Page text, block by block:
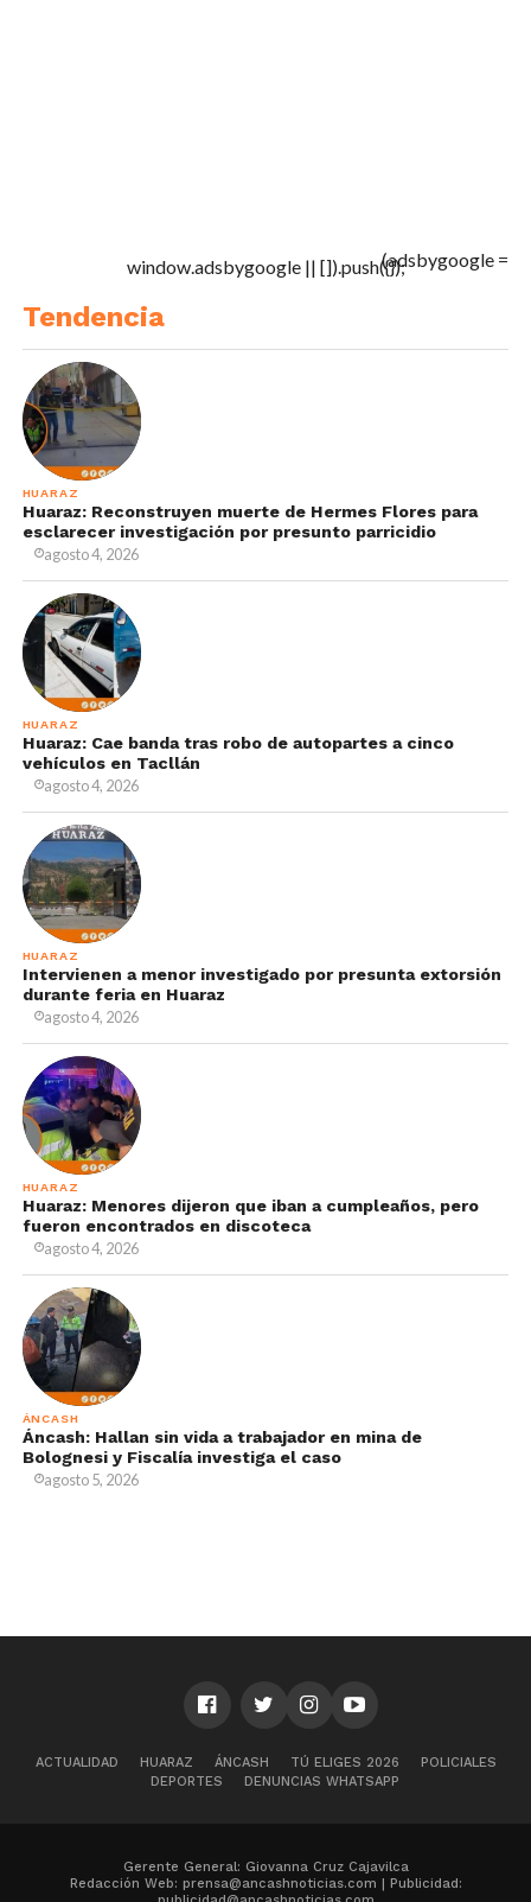
(adsbygoogle =
window.adsbygoogle || []).push({});
Tendencia
HUARAZ
Huaraz: Reconstruyen muerte de Hermes Flores para
esclarecer investigación por presunto parricidio
agosto 4, 2026
HUARAZ
Huaraz: Cae banda tras robo de autopartes a cinco
vehículos en Tacllán
agosto 4, 2026
HUARAZ
Intervienen a menor investigado por presunta extorsión
durante feria en Huaraz
agosto 4, 2026
HUARAZ
Huaraz: Menores dijeron que iban a cumpleaños, pero
fueron encontrados en discoteca
agosto 4, 2026
ÁNCASH
Áncash: Hallan sin vida a trabajador en mina de
Bolognesi y Fiscalía investiga el caso
agosto 5, 2026
ACTUALIDAD HUARAZ ÁNCASH TÚ ELIGES 2026
POLICIALES
DEPORTES
DENUNCIAS WHATSAPP
Gerente General: Giovanna Cruz Cajavilca
Redacción Web: prensa@ancashnoticias.com | Publicidad: